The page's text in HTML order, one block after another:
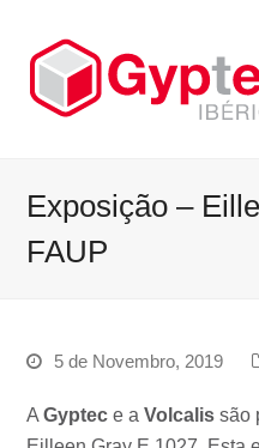
Exposição –
FAUP
5 de Novembro, 2019
AGyptec e aVolcalis são